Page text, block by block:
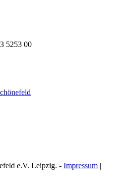
5253 00
e.V. Leipzig. - Impressum |